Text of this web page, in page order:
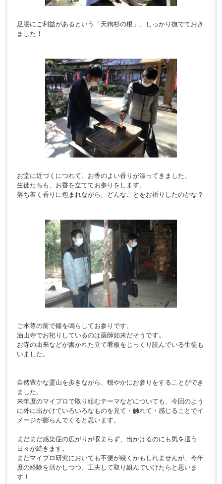
足腰にご利益があるという「天狗杉の根」、しっかり撫でておき
ました！
お堂に近づくにつれて、お香のよい香りが漂ってきました。
生徒たちも、お香を立ててお参りをします。
落ち着く香りに包まれながら、どんなことをお祈りしたのかな？
ご本尊の前で鐘を鳴らしてお参りです。
油山寺でお祀りしているのは薬師如来だそうです。
お寺の由来などが書かれた立て看板をじっくり読んでいる生徒も
いました。
自然豊かな霊山を歩きながら、穏やかにお参りをすることができ
ました。
来年度のマイプロで取り組むテーマなどについても、今回のよう
に外に出かけていろいろなものを見て・触れて・感じることでイ
メージが膨らんでくると思います。
まだまだ感染症の広がりが収まらず、出かけるのにも気を遣う
日々が続きます。
またマイプロ研究においても不便が続くかもしれませんが、今年
度の経験を活かしつつ、工夫して取り組んでいけたらと思いま
す！